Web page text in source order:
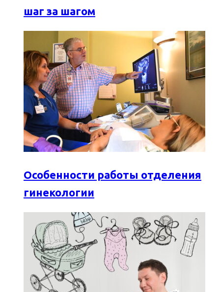
шаг за шагом
Особенности работы отделения
гинекологии